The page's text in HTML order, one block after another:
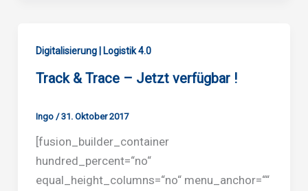
Digitalisierung | Logistik 4.0
Track & Trace – Jetzt verfügbar !
Ingo /31. Oktober 2017
[fusion_builder_container
hundred_percent=“no“
equal_height_columns=“no“ menu_anchor=““